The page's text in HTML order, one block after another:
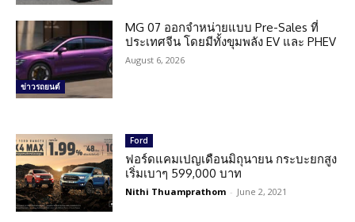
ข่าวรถยนต์
MG 07 ออกจำหน่ายแบบ Pre-Sales ที่
ประเทศจีน โดยมีทั้งขุมพลัง EV และ PHEV
August 6, 2026
Ford
ฟอร์ดแคมเปญเดือนมิถุนายน กระบะยกสูง
เริ่มเบาๆ 599,000 บาท
Nithi Thuamprathom - June 2, 2021